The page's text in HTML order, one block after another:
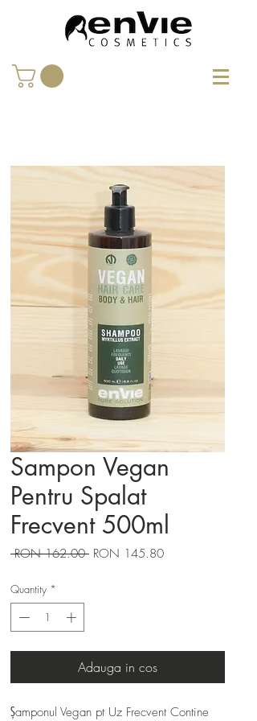
Sampon Vegan
Pentru Spalat
Frecvent 500ml
RON 162.00 Regular
RON 145.80Sale
Quantity *
Adauga in cos
Șamponul Vegan pt Uz Frecvent Contine